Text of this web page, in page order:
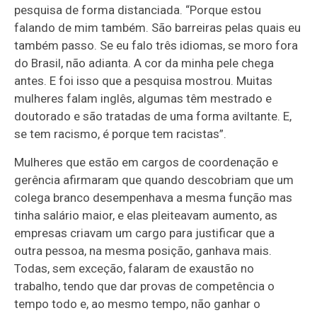
pesquisa de forma distanciada. “Porque estou
falando de mim também. São barreiras pelas quais eu
também passo. Se eu falo três idiomas, se moro fora
do Brasil, não adianta. A cor da minha pele chega
antes. E foi isso que a pesquisa mostrou. Muitas
mulheres falam inglês, algumas têm mestrado e
doutorado e são tratadas de uma forma aviltante. E,
se tem racismo, é porque tem racistas”.
Mulheres que estão em cargos de coordenação e
gerência afirmaram que quando descobriam que um
colega branco desempenhava a mesma função mas
tinha salário maior, e elas pleiteavam aumento, as
empresas criavam um cargo para justificar que a
outra pessoa, na mesma posição, ganhava mais.
Todas, sem exceção, falaram de exaustão no
trabalho, tendo que dar provas de competência o
tempo todo e, ao mesmo tempo, não ganhar o